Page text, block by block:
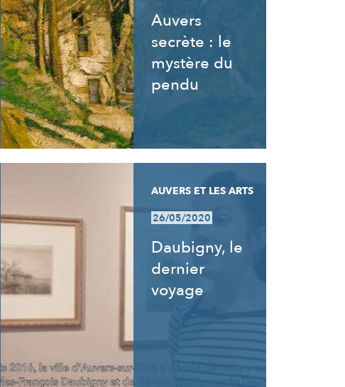
Auvers
secrète : le
mystère du
pendu
AUVERS ET LES ARTS
26/05/2020
Daubigny, le
dernier
voyage